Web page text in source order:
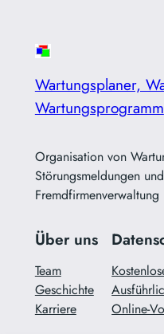
Wartungsplaner,
Wartungsprogramm
Organisation von
Störungsmeldungen
Fremdfirmenverwaltung
Über uns
Team
Geschichte
Karriere
Online-